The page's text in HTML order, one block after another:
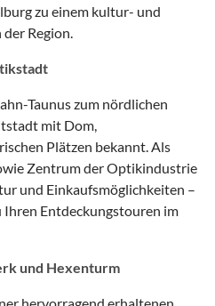
zu einem kultur- und
Region.
Taunus zum nördlichen
mit Dom,
Plätzen bekannt. Als
Zentrum der Optikindustrie
und Einkaufsmöglichkeiten –
Ihren Entdeckungstouren im
und Hexenturm